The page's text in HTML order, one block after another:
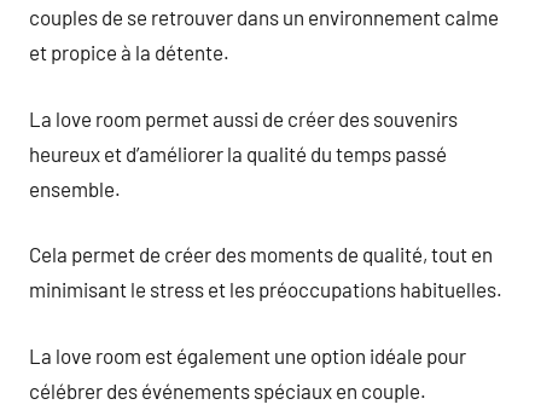
couples de se retrouver dans un environnement calme
et propice à la détente.
La love room permet aussi de créer des souvenirs
heureux et d’améliorer la qualité du temps passé
ensemble.
Cela permet de créer des moments de qualité, tout en
minimisant le stress et les préoccupations habituelles.
La love room est également une option idéale pour
célébrer des événements spéciaux en couple.